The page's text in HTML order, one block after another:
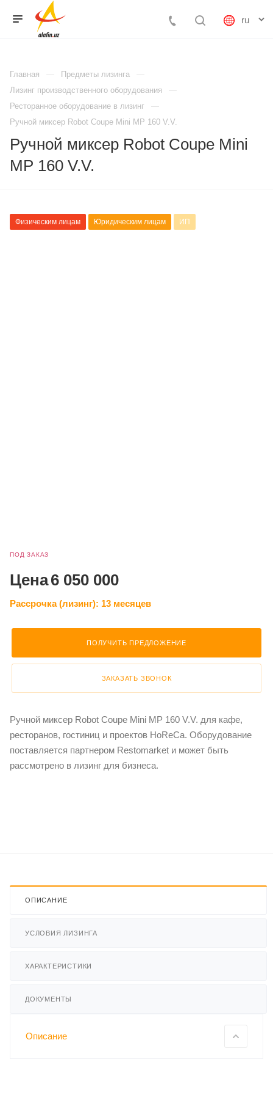
Главная
Предметы лизинга
Лизинг производственного оборудования
Ресторанное оборудование в лизинг
Ручной миксер Robot Coupe Mini MP 160 V.V.
Ручной миксер Robot Coupe Mini
MP 160 V.V.
ПОД ЗАКАЗ
Цена6 050 000
Рассрочка (лизинг): 13 месяцев
ПОЛУЧИТЬ ПРЕДЛОЖЕНИЕ
ЗАКАЗАТЬ ЗВОНОК
Ручной миксер Robot Coupe Mini MP 160 V.V. для кафе,
ресторанов, гостиниц и проектов HoReCa. Оборудование
поставляется партнером Restomarket и может быть
рассмотрено в лизинг для бизнеса.
Физическим лицам Юридическим лицам ИП
ОПИСАНИЕ
УСЛОВИЯ ЛИЗИНГА
ХАРАКТЕРИСТИКИ
ДОКУМЕНТЫ
Описание